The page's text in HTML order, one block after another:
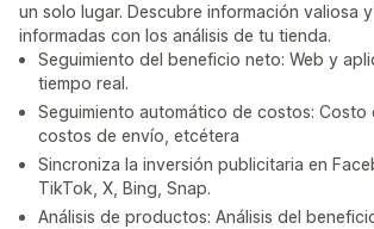
un solo lugar. Descubre información valiosa
informadas con los análisis de tu tienda.
Seguimiento del beneficio neto: Web y
tiempo real.
Seguimiento automático de costos: Costo
costos de envío, etcétera
Sincroniza la inversión publicitaria en
TikTok, X, Bing, Snap.
Análisis de productos: Análisis del